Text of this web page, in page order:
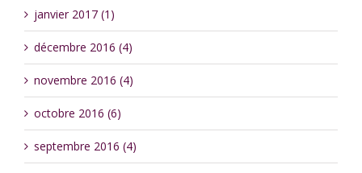
janvier 2017 (1)
décembre 2016 (4)
novembre 2016 (4)
octobre 2016 (6)
septembre 2016 (4)